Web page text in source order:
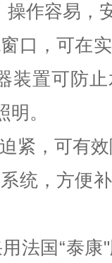
操作容易，
口，可在
装置可防
。
紧，可有
统，方便
法国“泰